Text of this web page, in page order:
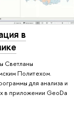
в
Светланы
Политехом.
для анализа и
в приложении GeoDa